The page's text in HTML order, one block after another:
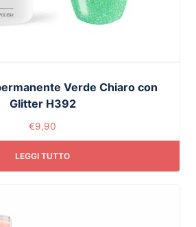
Verde Chiaro con
Glitter H392
€9,90
LEGGI TUTTO